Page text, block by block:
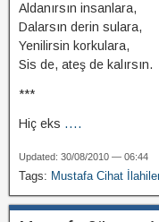
Aldanırsın insanlara,
Dalarsın derin sulara,
Yenilirsin korkulara,
Sis de, ateş de kalırsın.
***
Hiç eks ....
Updated: 30/08/2010 — 06:44
Tags: Mustafa Cihat